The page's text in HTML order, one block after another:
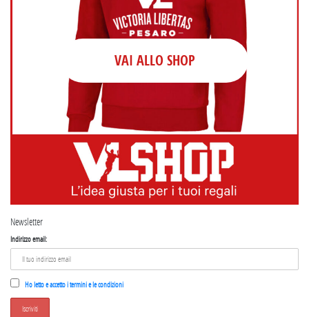
VAI ALLO SHOP
Newsletter
Indirizzo email:
Ho letto e accetto i termini e le condizioni